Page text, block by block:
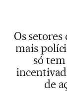
Os
mais
só
de